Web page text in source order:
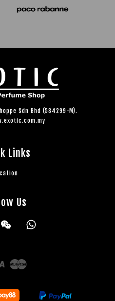
Sdn Bhd (584299-M).
Links
Us
Wechat
Visa